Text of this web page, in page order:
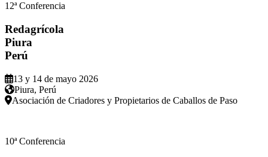
12ª Conferencia
Redagrícola
Piura
Perú
13 y 14 de mayo 2026
Piura, Perú
Asociación de Criadores y Propietarios de Caballos de Paso
10ª Conferencia